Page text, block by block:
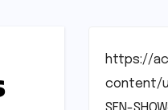
https://
content/